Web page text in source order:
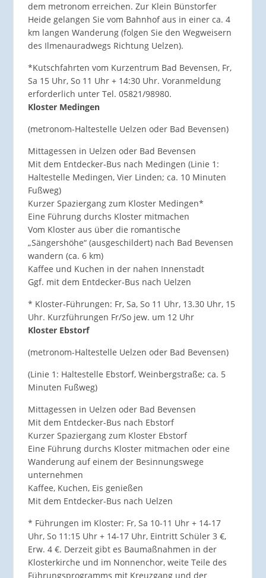
dem metronom erreichen. Zur Klein Bünstorfer
Heide gelangen Sie vom Bahnhof aus in einer ca. 4
km langen Wanderung (folgen Sie den Wegweisern
des Ilmenauradwegs Richtung Uelzen).
*Kutschfahrten vom Kurzentrum Bad Bevensen, Fr,
Sa 15 Uhr, So 11 Uhr + 14:30 Uhr. Voranmeldung
erforderlich unter Tel. 05821/98980.
Kloster Medingen
(metronom-Haltestelle Uelzen oder Bad Bevensen)
Mittagessen in Uelzen oder Bad Bevensen
Mit dem Entdecker-Bus nach Medingen (Linie 1:
Haltestelle Medingen, Vier Linden; ca. 10 Minuten
Fußweg)
Kurzer Spaziergang zum Kloster Medingen*
Eine Führung durchs Kloster mitmachen
Vom Kloster aus über die romantische
„Sängershöhe“ (ausgeschildert) nach Bad Bevensen
wandern (ca. 6 km)
Kaffee und Kuchen in der nahen Innenstadt
Ggf. mit dem Entdecker-Bus nach Uelzen
* Kloster-Führungen: Fr, Sa, So 11 Uhr, 13.30 Uhr, 15
Uhr. Kurzführungen Fr/So jew. um 12 Uhr
Kloster Ebstorf
(metronom-Haltestelle Uelzen oder Bad Bevensen)
(Linie 1: Haltestelle Ebstorf, Weinbergstraße; ca. 5
Minuten Fußweg)
Mittagessen in Uelzen oder Bad Bevensen
Mit dem Entdecker-Bus nach Ebstorf
Kurzer Spaziergang zum Kloster Ebstorf
Eine Führung durchs Kloster mitmachen oder eine
Wanderung auf einem der Besinnungswege
unternehmen
Kaffee, Kuchen, Eis genießen
Mit dem Entdecker-Bus nach Uelzen
* Führungen im Kloster: Fr, Sa 10-11 Uhr + 14-17
Uhr, So 11:15 Uhr + 14-17 Uhr, Eintritt Schüler 3 €,
Erw. 4 €. Derzeit gibt es Baumaßnahmen in der
Klosterkirche und im Nonnenchor, weite Teile des
Führungsprogramms mit Kreuzgang und der